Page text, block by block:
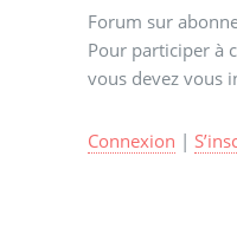
Forum sur
Pour participer à
vous devez vous
Connexion |